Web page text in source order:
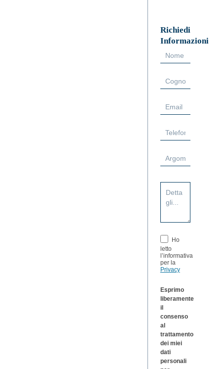
Richiedi
Informazioni
Form
Sidebar
Ho
letto
l’informativa
per la
Privacy
Esprimo
liberamente
il
consenso
al
trattamento
dei miei
dati
personali